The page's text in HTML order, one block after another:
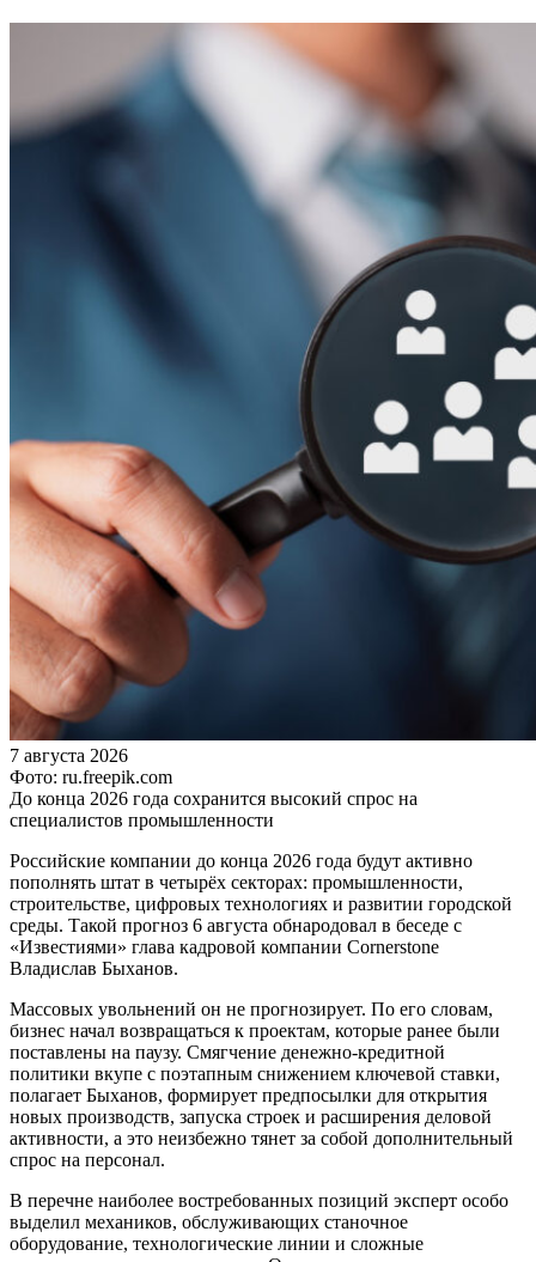
7 августа 2026
Фото: ru.freepik.com
До конца 2026 года сохранится высокий спрос на
специалистов промышленности
Российские компании до конца 2026 года будут активно
пополнять штат в четырёх секторах: промышленности,
строительстве, цифровых технологиях и развитии городской
среды. Такой прогноз 6 августа обнародовал в беседе с
«Известиями» глава кадровой компании Cornerstone
Владислав Быханов.
Массовых увольнений он не прогнозирует. По его словам,
бизнес начал возвращаться к проектам, которые ранее были
поставлены на паузу. Смягчение денежно-кредитной
политики вкупе с поэтапным снижением ключевой ставки,
полагает Быханов, формирует предпосылки для открытия
новых производств, запуска строек и расширения деловой
активности, а это неизбежно тянет за собой дополнительный
спрос на персонал.
В перечне наиболее востребованных позиций эксперт особо
выделил механиков, обслуживающих станочное
оборудование, технологические линии и сложные